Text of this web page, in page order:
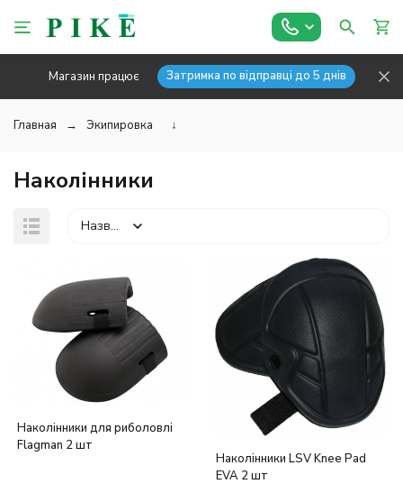
Магазин працює Затримка по відправці до 5 днів
Главная Экипировка ↓
Наколінники
Назва
Наколінники для риболовлі
Flagman 2 шт
Наколінники LSV Knee Pad
EVA 2 шт